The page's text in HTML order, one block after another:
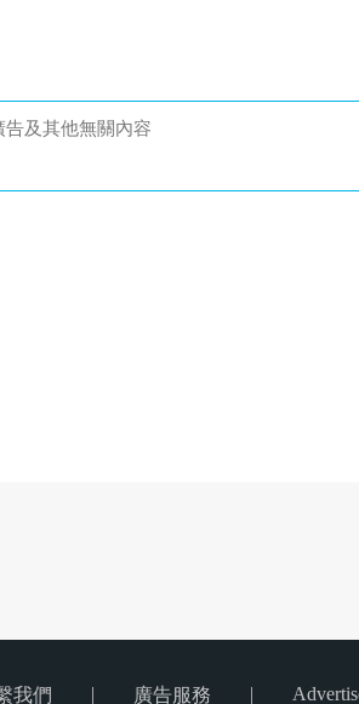
我們 廣告服務